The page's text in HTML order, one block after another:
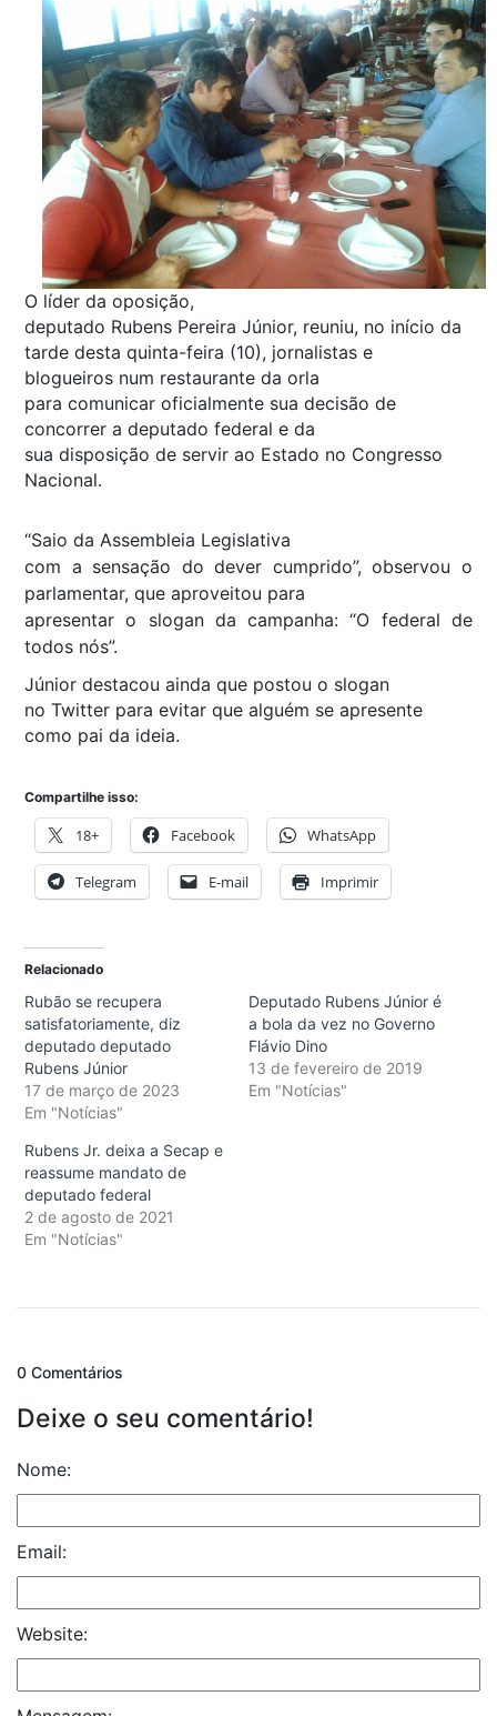
O líder da oposição,
deputado Rubens Pereira Júnior, reuniu, no início da
tarde desta quinta-feira (10), jornalistas e
blogueiros num restaurante da orla
para comunicar oficialmente sua decisão de
concorrer a deputado federal e da
sua disposição de servir ao Estado no Congresso
Nacional.
“Saio da Assembleia Legislativa
com a sensação do dever cumprido”, observou o
parlamentar, que aproveitou para
apresentar o slogan da campanha: “O federal de
todos nós”.
Júnior destacou ainda que postou o slogan
no Twitter para evitar que alguém se apresente
como pai da ideia.
Compartilhe isso:
18+ Facebook WhatsApp
Telegram E-mail Imprimir
Relacionado
Rubão se recupera
satisfatoriamente, diz
deputado deputado
Rubens Júnior
17 de março de 2023
Em "Notícias"
Deputado Rubens Júnior é
a bola da vez no Governo
Flávio Dino
13 de fevereiro de 2019
Em "Notícias"
Rubens Jr. deixa a Secap e
reassume mandato de
deputado federal
2 de agosto de 2021
Em "Notícias"
0 Comentários
Deixe o seu comentário!
Nome:
Email:
Website: